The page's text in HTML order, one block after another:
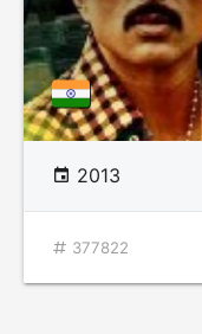
2013
377822